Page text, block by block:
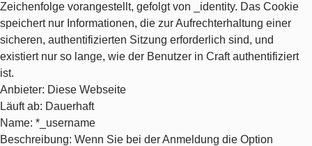
Zeichenfolge vorangestellt, gefolgt von _identity. Das Cookie
speichert nur Informationen, die zur Aufrechterhaltung einer
sicheren, authentifizierten Sitzung erforderlich sind, und
existiert nur so lange, wie der Benutzer in Craft authentifiziert
ist.
Anbieter: Diese Webseite
Läuft ab: Dauerhaft
Name: *_username
Beschreibung: Wenn Sie bei der Anmeldung die Option